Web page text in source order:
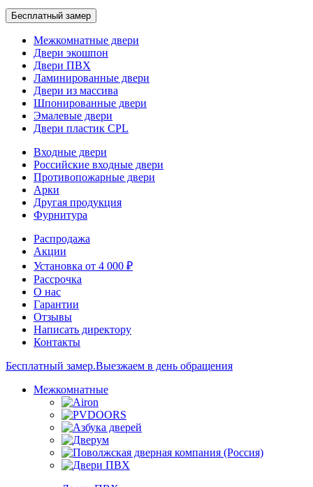
Бесплатный замер
Межкомнатные двери
Двери экошпон
Двери ПВХ
Ламинированные двери
Двери из массива
Шпонированные двери
Эмалевые двери
Двери пластик CPL
Входные двери
Российские входные двери
Противопожарные двери
Арки
Другая продукция
Фурнитура
Распродажа
Акции
Установка от 4 000 ₽
Рассрочка
О нас
Гарантии
Отзывы
Написать директору
Контакты
Бесплатный замер.Выезжаем в день обращения
Межкомнатные